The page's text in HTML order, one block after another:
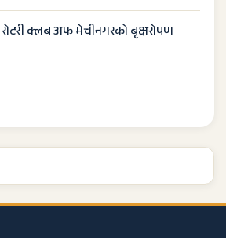
रोटरी क्लब अफ मेचीनगरको बृक्षरोपण